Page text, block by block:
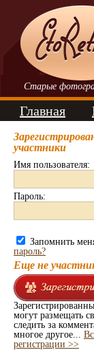
Старые
Главная
участники
Имя пользователя:
Пароль:
Запомнить
пароль?
Еще не
могут размещать
следить за
многое другое...
регистрации >>